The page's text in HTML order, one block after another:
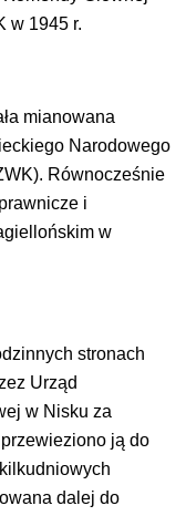
w 1945 r.
mianowana
Narodowego
Równocześnie
i
w
stronach
Urząd
w Nisku za
ją do
dalej do